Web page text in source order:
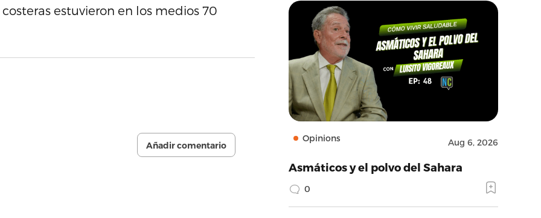
estuvieron en los medios 70
Añadir comentario
Opinions Aug 6, 2026
Asmáticos y el polvo del Sahara
0